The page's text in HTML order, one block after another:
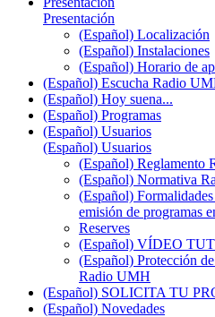
Presentación
(Español) Localización
(Español) Instalaciones
(Español) Horario de
(Español) Escucha Radio
(Español) Hoy suena...
(Español) Programas
(Español) Usuarios
(Español) Usuarios
(Español) Reglamento
(Español) Normativa
(Español)
emisión de programas
Reserves
(Español) VÍDEO
(Español) Protección
Radio UMH
(Español) SOLICITA TU
(Español) Novedades